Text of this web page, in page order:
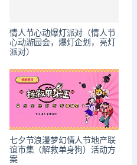
情人节心动爆灯派对（情人节
心动游园会，爆灯企划，亮灯
派对）
七夕节浪漫梦幻情人节地产联
谊市集（解救单身狗）活动方
案